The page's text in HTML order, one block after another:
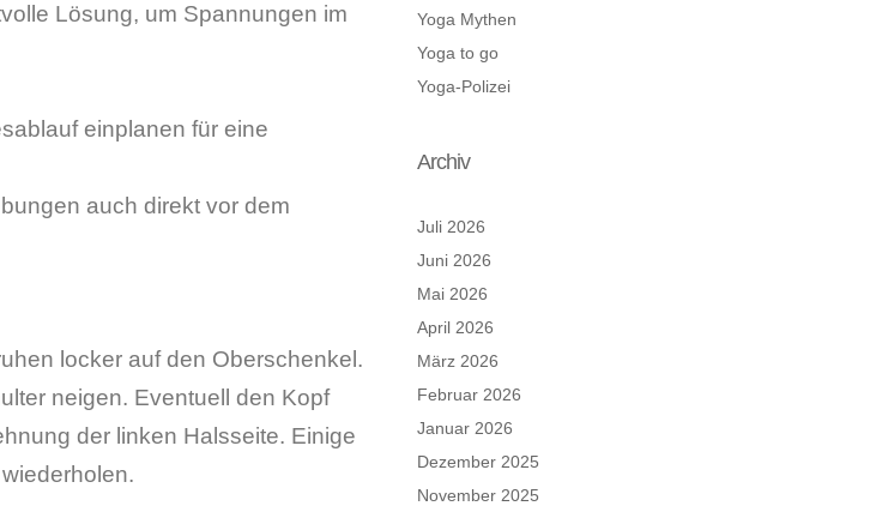
Lösung, um Spannungen im
einplanen für eine
auch direkt vor dem
locker auf den Oberschenkel.
neigen. Eventuell den Kopf
der linken Halsseite. Einige
Yoga Mythen
Yoga to go
Yoga-Polizei
Archiv
Juli 2026
Juni 2026
Mai 2026
April 2026
März 2026
Februar 2026
Januar 2026
Dezember 2025
November 2025